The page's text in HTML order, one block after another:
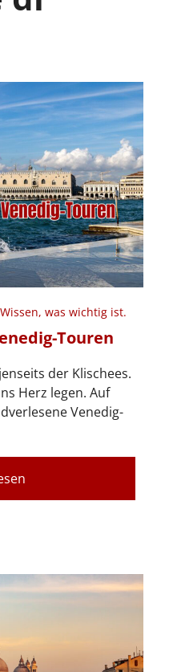
was wichtig ist.
Touren
der Klischees.
Herz legen. Auf
Venedig-